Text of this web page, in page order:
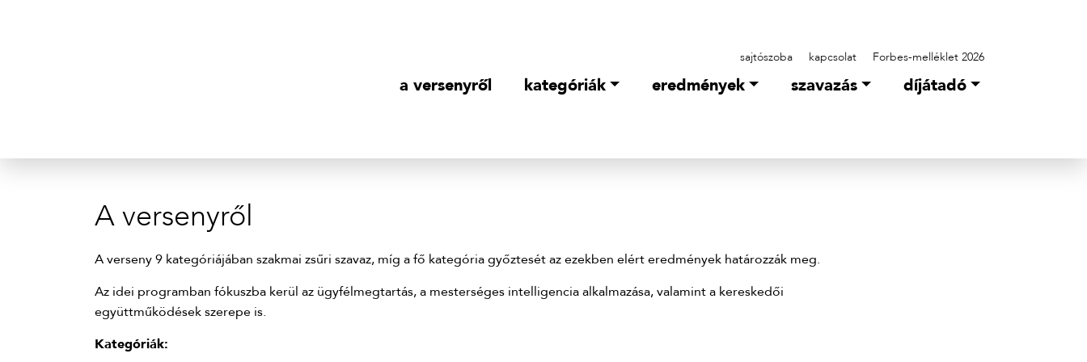
sajtószoba kapcsolat Forbes-melléklet 2026
a versenyről kategóriák eredmények szavazás díjátadó
A versenyről
A verseny 9 kategóriájában szakmai zsűri szavaz, míg a fő kategória győztesét az ezekben elért eredmények határozzák meg.
Az idei programban fókuszba kerül az ügyfélmegtartás, a mesterséges intelligencia alkalmazása, valamint a kereskedői
együttműködések szerepe is.
Kategóriák: